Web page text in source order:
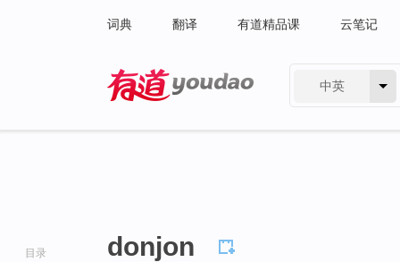
词典 翻译 有道精品课 云笔记
中英
目录 donjon